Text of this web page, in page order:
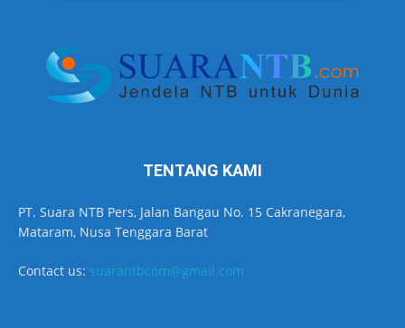
TENTANG KAMI
PT. Suara NTB Pers, Jalan Bangau No. 15 Cakranegara,
Mataram, Nusa Tenggara Barat
Contact us: suarantbcom@gmail.com